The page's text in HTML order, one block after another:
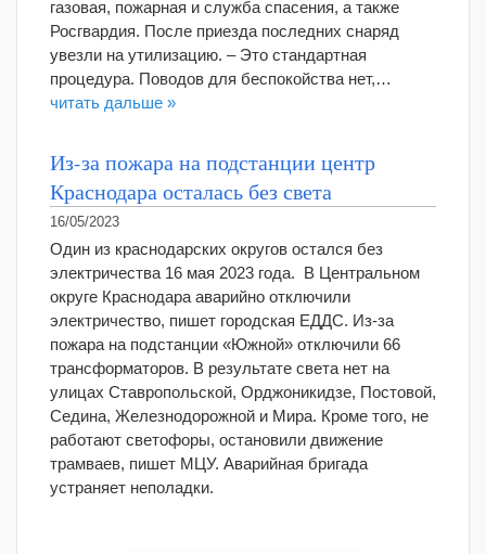
газовая, пожарная и служба спасения, а также
Росгвардия. После приезда последних снаряд
увезли на утилизацию. – Это стандартная
процедура. Поводов для беспокойства нет,…
читать дальше »
Из-за пожара на подстанции центр
Краснодара осталась без света
16/05/2023
Один из краснодарских округов остался без
электричества 16 мая 2023 года. В Центральном
округе Краснодара аварийно отключили
электричество, пишет городская ЕДДС. Из-за
пожара на подстанции «Южной» отключили 66
трансформаторов. В результате света нет на
улицах Ставропольской, Орджоникидзе, Постовой,
Седина, Железнодорожной и Мира. Кроме того, не
работают светофоры, остановили движение
трамваев, пишет МЦУ. Аварийная бригада
устраняет неполадки.